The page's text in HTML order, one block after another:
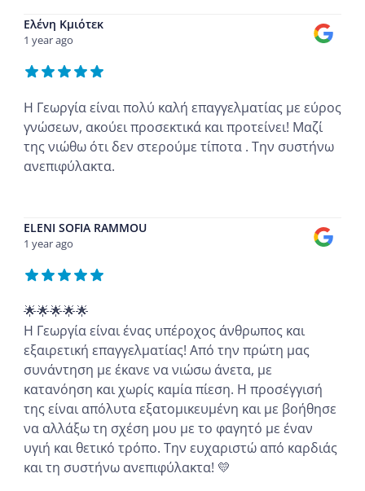
Ελένη Κμιότεκ
1 year ago
Η Γεωργία είναι πολύ καλή επαγγελματίας με εύρος
γνώσεων, ακούει προσεκτικά και προτείνει! Μαζί
της νιώθω ότι δεν στερούμε τίποτα . Την συστήνω
ανεπιφύλακτα.
ELENI SOFIA RAMMOU
1 year ago
🌟🌟🌟🌟🌟
Η Γεωργία είναι ένας υπέροχος άνθρωπος και
εξαιρετική επαγγελματίας! Από την πρώτη μας
συνάντηση με έκανε να νιώσω άνετα, με
κατανόηση και χωρίς καμία πίεση. Η προσέγγισή
της είναι απόλυτα εξατομικευμένη και με βοήθησε
να αλλάξω τη σχέση μου με το φαγητό με έναν
υγιή και θετικό τρόπο. Την ευχαριστώ από καρδιάς
και τη συστήνω ανεπιφύλακτα! 💛